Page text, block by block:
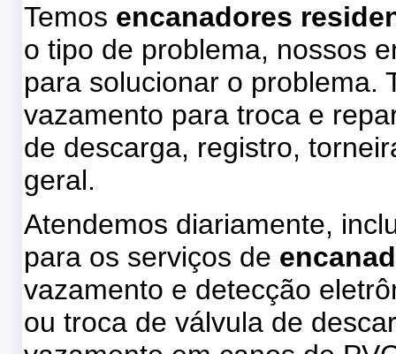
Temos encanadores
o tipo de problema, nossos
para solucionar o problema.
vazamento para troca e
de descarga, registro,
geral.
Atendemos diariamente,
para os serviços de
vazamento e detecção
ou troca de válvula de